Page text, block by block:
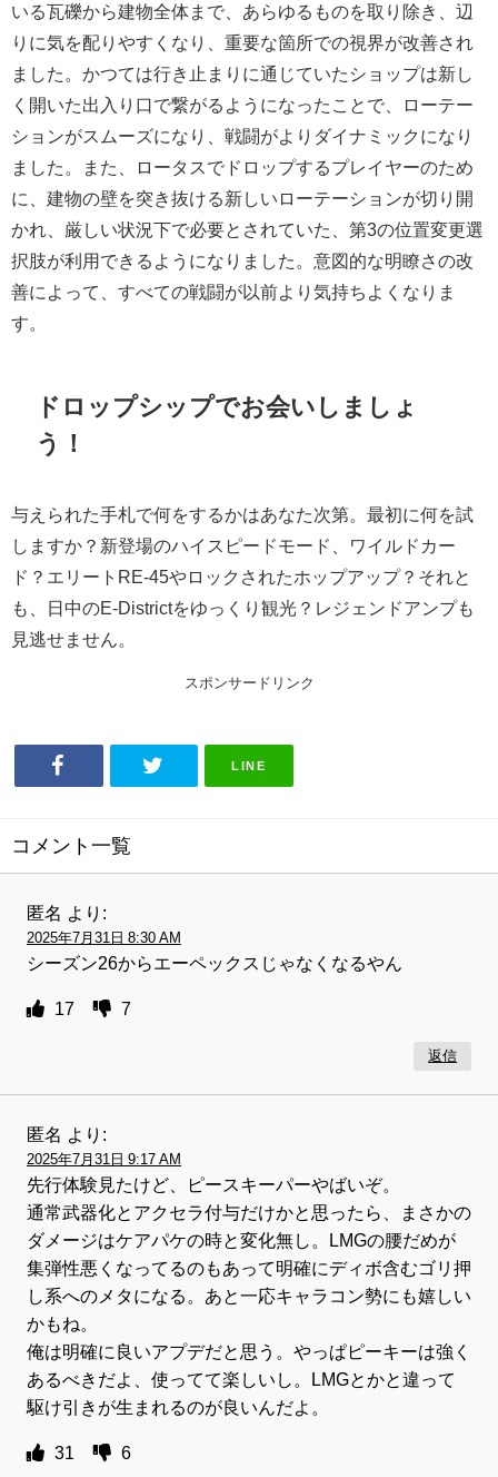
いる瓦礫から建物全体まで、あらゆるものを取り除き、辺
りに気を配りやすくなり、重要な箇所での視界が改善され
ました。かつては行き止まりに通じていたショップは新し
く開いた出入り口で繋がるようになったことで、ローテー
ションがスムーズになり、戦闘がよりダイナミックになり
ました。また、ロータスでドロップするプレイヤーのため
に、建物の壁を突き抜ける新しいローテーションが切り開
かれ、厳しい状況下で必要とされていた、第3の位置変更選
択肢が利用できるようになりました。意図的な明瞭さの改
善によって、すべての戦闘が以前より気持ちよくなりま
す。
ドロップシップでお会いしましょ
う！
与えられた手札で何をするかはあなた次第。最初に何を試
しますか？新登場のハイスピードモード、ワイルドカー
ド？エリートRE-45やロックされたホップアップ？それと
も、日中のE-Districtをゆっくり観光？レジェンドアンプも
見逃せません。
スポンサードリンク
LINE
コメント一覧
匿名 より:
2025年7月31日 8:30 AM
シーズン26からエーペックスじゃなくなるやん
17 7
返信
匿名 より:
2025年7月31日 9:17 AM
先行体験見たけど、ピースキーパーやばいぞ。
通常武器化とアクセラ付与だけかと思ったら、まさかの
ダメージはケアパケの時と変化無し。LMGの腰だめが
集弾性悪くなってるのもあって明確にディボ含むゴリ押
し系へのメタになる。あと一応キャラコン勢にも嬉しい
かもね。
俺は明確に良いアプデだと思う。やっぱピーキーは強く
あるべきだよ、使ってて楽しいし。LMGとかと違って
駆け引きが生まれるのが良いんだよ。
31 6